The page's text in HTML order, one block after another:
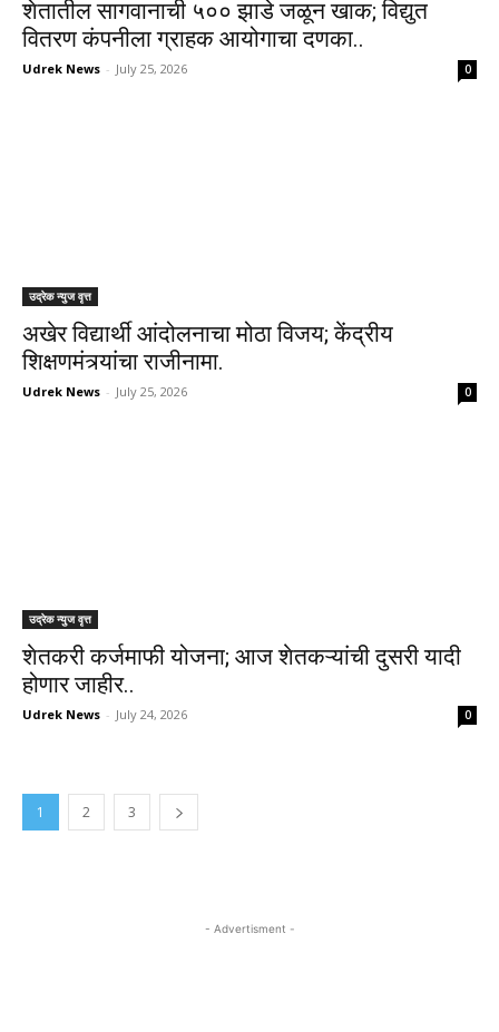
शेतातील सागवानाची ५०० झाडे जळून खाक; विद्युत
वितरण कंपनीला ग्राहक आयोगाचा दणका..
Udrek News - July 25, 2026 0
उद्रेक न्युज वृत्त
अखेर विद्यार्थी आंदोलनाचा मोठा विजय; केंद्रीय
शिक्षणमंत्र्यांचा राजीनामा.
Udrek News - July 25, 2026 0
उद्रेक न्युज वृत्त
शेतकरी कर्जमाफी योजना; आज शेतकऱ्यांची दुसरी यादी
होणार जाहीर..
Udrek News - July 24, 2026 0
1 2 3
- Advertisment -